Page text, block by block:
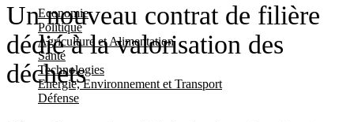
Economie
Politique
Agriculture et Alimentation
Santé
Technologies
Energie, Environnement et Transport
Défense
Un nouveau contrat de filière
dédié à la valorisation des
déchets